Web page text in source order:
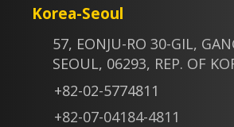
Korea-Seoul
57, EONJU-RO 30-GIL,
SEOUL, 06293, REP. OF
+82-02-5774811
+82-07-04184-4811